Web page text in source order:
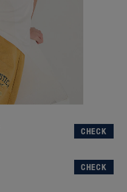
CHECK
CHECK